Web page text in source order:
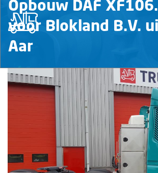
Opbouw DAF
voor Blokland B.V.
Aar
/
Projecten
XF106.510
voor